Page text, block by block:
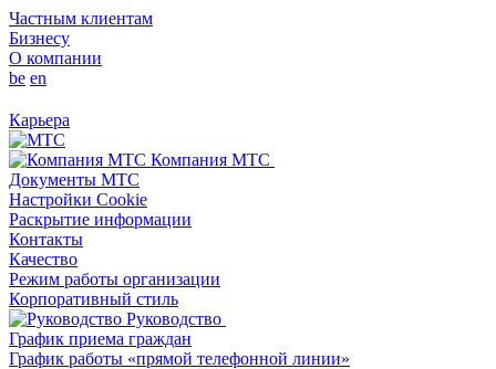
Частным клиентам
Бизнесу
О компании
be en
Карьера
Компания МТС
Документы МТС
Настройки Cookie
Раскрытие информации
Контакты
Качество
Режим работы организации
Корпоративный стиль
Руководство
График приема граждан
График работы «прямой телефонной линии»